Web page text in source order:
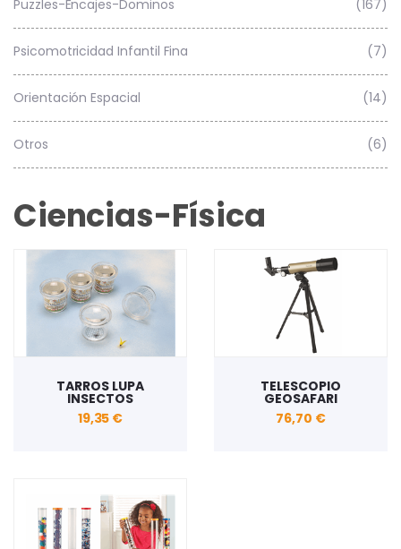
Puzzles-Encajes-Dominos (167)
Psicomotricidad Infantil Fina (7)
Orientación Espacial (14)
Otros (6)
Ciencias-Física
TARROS LUPA
INSECTOS
19,35 €
TELESCOPIO
GEOSAFARI
76,70 €